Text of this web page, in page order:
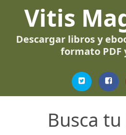
Vitis
Descargar libros y
formato PDF
Busca